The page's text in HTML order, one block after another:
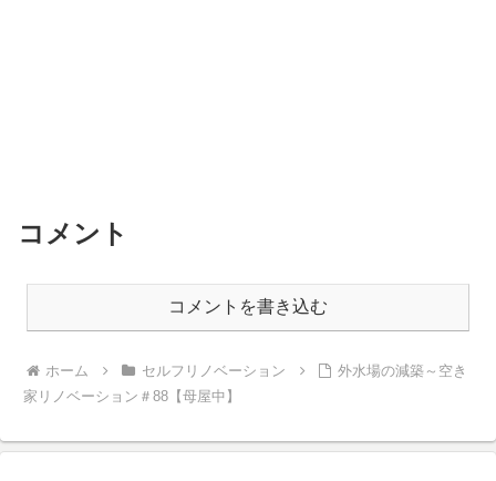
コメント
コメントを書き込む
ホーム セルフリノベーション
外水場の減築～空き
家リノベーション＃88【母屋中】